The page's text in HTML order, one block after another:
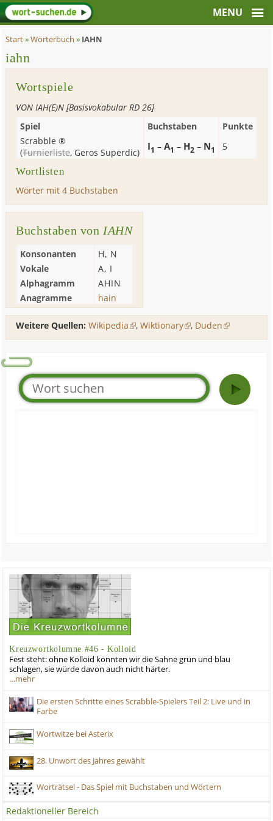
Start»Wörterbuch » IAHN
iahn
Wortspiele
VON IAH(E)N [Basisvokabular RD 26]
Spiel
Buchstaben
Punkte
Scrabble ®
(Turnierliste, Geros Superdic) I1 –A1 – H2 – N1 5
Wortlisten
Wörter mit 4 Buchstaben
Buchstaben von IAHN
Konsonanten H, N
Vokale
A, I
Alphagramm
AHIN
Anagramme
hain
Weitere Quellen: Wikipedia ,Wiktionary , Duden
Kreuzwortkolumne #46 - Kolloid
Fest steht: ohne Kolloid könnten wir die Sahne grün und blau
schlagen, sie würde davon auch nicht härter.
…mehr
Die ersten Schritte eines Scrabble-Spielers Teil 2: Live und in
Farbe
Wortwitze bei Asterix
28. Unwort des Jahres gewählt
Worträtsel - Das Spiel mit Buchstaben und Wörtern
Redaktioneller Bereich